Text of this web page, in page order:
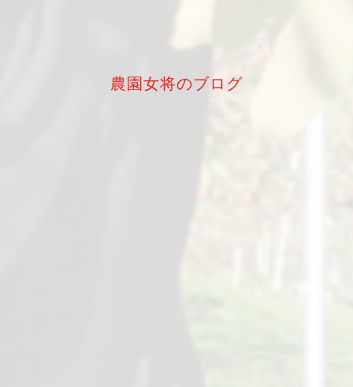
農園女将のブログ